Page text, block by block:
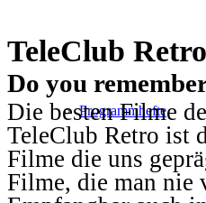
Programmhefte
TeleClub Retro
Do you
Die besten Filme
TeleClub Retro ist
Filme die uns
Filme, die man nie